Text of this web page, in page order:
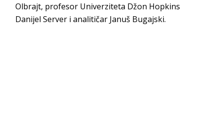
Olbrajt, profesor Univerziteta Džon Hopkins
Danijel Server i analitičar Januš Bugajski.